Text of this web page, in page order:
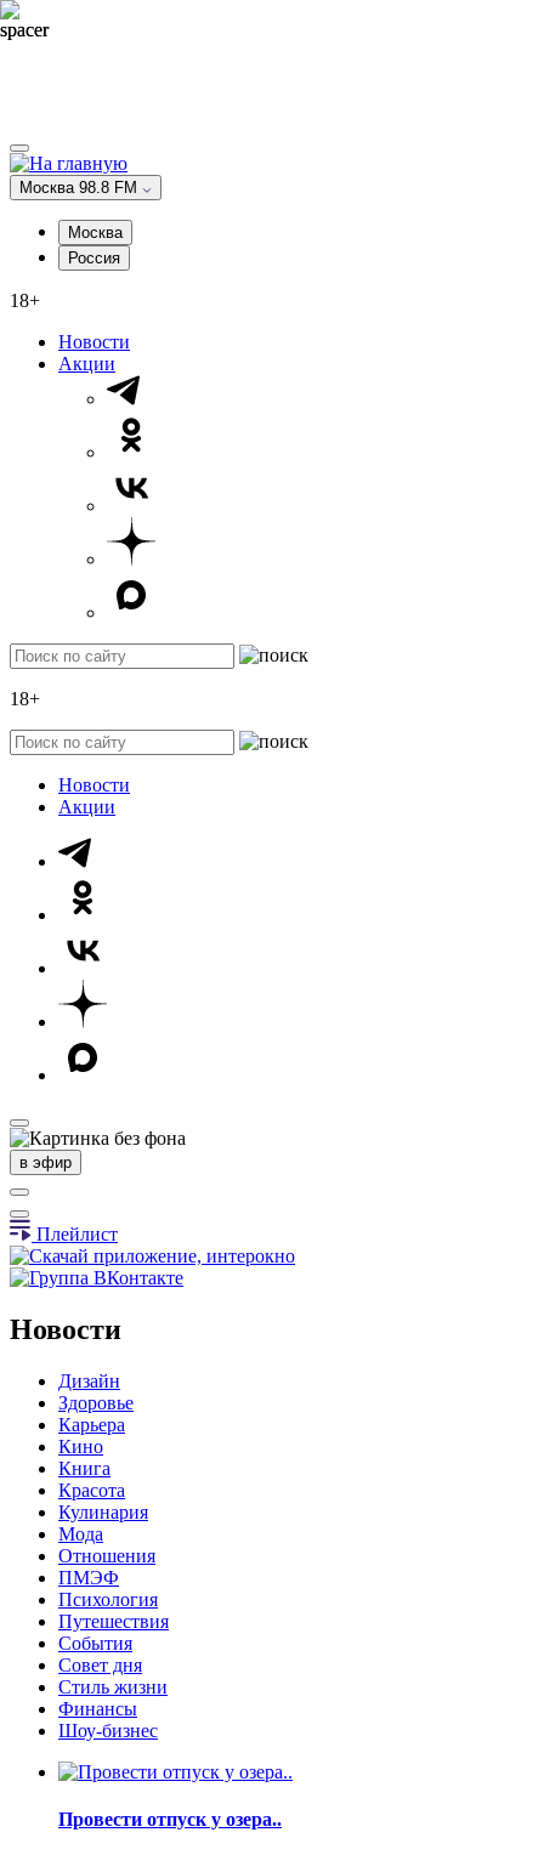
Москва 98.8 FM
Москва
Россия
18+
Новости
Акции
18+
Новости
Акции
в эфир
Плейлист
Новости
Дизайн
Здоровье
Карьера
Кино
Книга
Красота
Кулинария
Мода
Отношения
ПМЭФ
Психология
Путешествия
События
Совет дня
Стиль жизни
Финансы
Шоу-бизнес
Провести отпуск у озера..